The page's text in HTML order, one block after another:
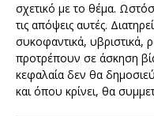
σχετικό με το θέμα.
τις απόψεις αυτές.
συκοφαντικά, υβριστικά,
προτρέπουν σε άσκηση
κεφαλαία δεν θα
και όπου κρίνει, θα